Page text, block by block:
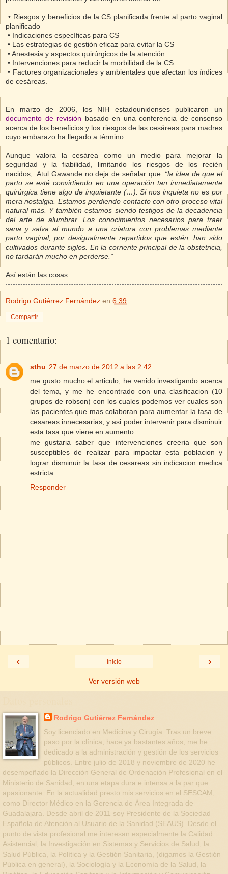
• Riesgos y beneficios de la CS planificada frente al parto vaginal
planificado
• Indicaciones específicas para CS
• Las estrategias de gestión eficaz para evitar la CS
• Anestesia y aspectos quirúrgicos de la atención
• Intervenciones para reducir la morbilidad de la CS
• Factores organizacionales y ambientales que afectan los índices
de cesáreas.
En marzo de 2006, los NIH estadounidenses publicaron un
documento de revisión basado en una conferencia de consenso
acerca de los beneficios y los riesgos de las cesáreas para madres
cuyo embarazo ha llegado a término…
Aunque valora la cesárea como un medio para mejorar la
seguridad y la fiabilidad, limitando los riesgos de los recién
nacidos,
Atul Gawande no deja de señalar que: “la idea de que el
parto se esté convirtiendo en una operación tan inmediatamente
quirúrgica tiene algo de inquietante (…). Si nos inquieta no es por
mera nostalgia. Estamos perdiendo contacto con otro proceso vital
natural más. Y también estamos siendo testigos de la decadencia
del arte de alumbrar. Los conocimientos necesarios para traer
sana y salva al mundo a una criatura con problemas mediante
parto vaginal, por desigualmente repartidos que estén, han sido
cultivados durante siglos. En la corriente principal de la obstetricia,
no tardarán mucho en perderse.”
Así están las cosas.
Rodrigo Gutiérrez Fernández en 6:39
Compartir
1 comentario:
sthu 27 de marzo de 2012 a las 2:42
me gusto mucho el articulo, he venido investigando acerca
del tema, y me he encontrado con una clasificacion (10
grupos de robson) con los cuales podemos ver cuales son
las pacientes que mas colaboran para aumentar la tasa de
cesareas innecesarias, y asi poder intervenir para disminuir
esta tasa que viene en aumento.
me gustaria saber que intervenciones creeria que son
susceptibles de realizar para impactar esta poblacion y
lograr disminuir la tasa de cesareas sin indicacion medica
estricta.
Responder
‹ ›
Inicio
Ver versión web
Rodrigo Gutiérrez Fernández
Soy licenciado en Medicina y Cirugía. Tras un breve
paso por la clínica, hace ya bastantes años, me he
dedicado a la administración y gestión de los servicios
públicos. Entre julio de 2018 y noviembre de 2020 he
desempeñado la Dirección General de Ordenación Profesional en el
Ministerio de Sanidad, en una etapa dura e intensa a la par que
apasionante. En la actualidad presto mis servicios en el SESCAM,
como Director Médico en la Gerencia de Área Integrada de
Guadalajara. Desde abril de 2011 soy Presidente de la Sociedad
Española de Atención al Usuario de la Sanidad (SEAUS). Desde el
punto de vista profesional me interesan especialmente la Calidad
Asistencial, la Investigación en Sistemas y Servicios de Salud, la
Salud Pública, la Política y la Gestión Sanitaria, (digamos la Gestión
Pública en general), la Sociología y la Economía de la Salud, la